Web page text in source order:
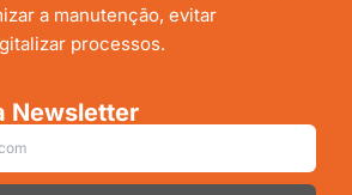
a manutenção, evitar
processos.
Newsletter